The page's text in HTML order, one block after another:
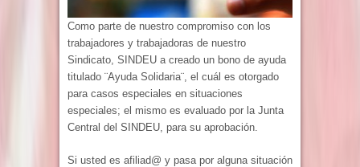
Como parte de nuestro compromiso con los
trabajadores y trabajadoras de nuestro
Sindicato, SINDEU a creado un bono de ayuda
titulado ¨Ayuda Solidaria¨, el cuál es otorgado
para casos especiales en situaciones
especiales; el mismo es evaluado por la Junta
Central del SINDEU, para su aprobación.
Si usted es afiliad@ y pasa por alguna situación